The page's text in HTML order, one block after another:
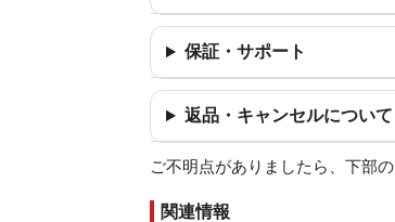
保証・サポート
返品・キャンセルについて
ご不明点がありましたら、下部
関連情報